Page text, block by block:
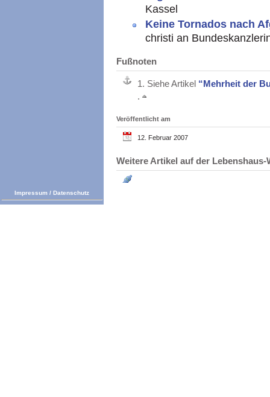
Kassel
Keine Tornados nach
christi an
Fußnoten
1. Siehe Artikel “Mehrheit der
.
Veröffentlicht am
12. Februar 2007
Weitere Artikel auf der
Impressum / Datenschutz